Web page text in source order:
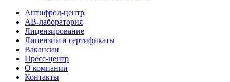
Антифрод-центр
АВ-лаборатория
Лицензирование
Лицензии и сертификаты
Вакансии
Пресс-центр
О компании
Контакты